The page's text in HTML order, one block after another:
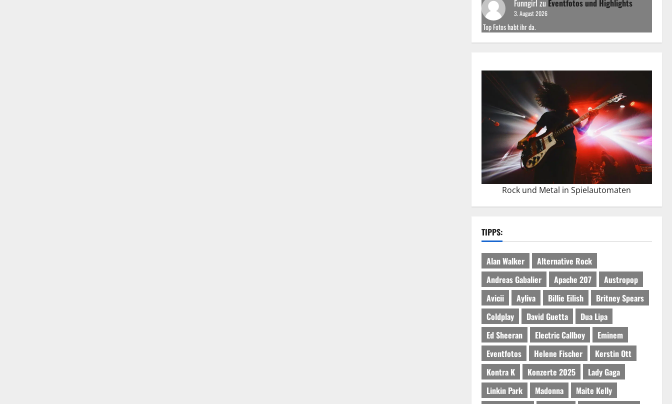
Funngirl zu Eventfotos und Highlights
3. August 2026
Top Fotos habt ihr da.
Rock und Metal in Spielautomaten
TIPPS:
Alan Walker
Alternative Rock
Andreas Gabalier
Apache 207
Austropop
Avicii
Ayliva Billie Eilish
Britney Spears
Coldplay
David Guetta
Dua Lipa
Ed Sheeran
Electric Callboy
Eminem
Eventfotos
Helene Fischer
Kerstin Ott
Kontra K
Konzerte 2025
Lady Gaga
Linkin Park
Madonna
Maite Kelly